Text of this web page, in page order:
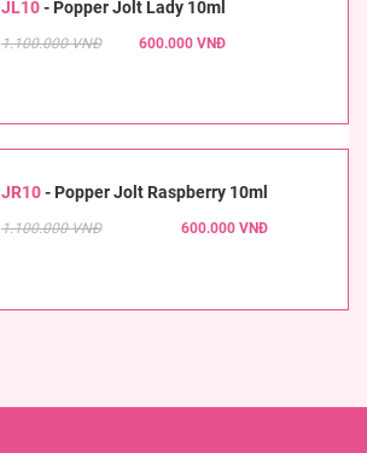
JL10- Popper Jolt Lady 10ml
1.100.000 VNĐ 600.000 VNĐ
JR10- Popper Jolt Raspberry 10ml
1.100.000 VNĐ 600.000 VNĐ